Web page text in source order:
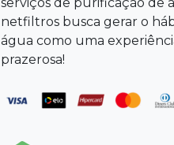
netfiltros busca gerar o
água como uma
prazerosa!